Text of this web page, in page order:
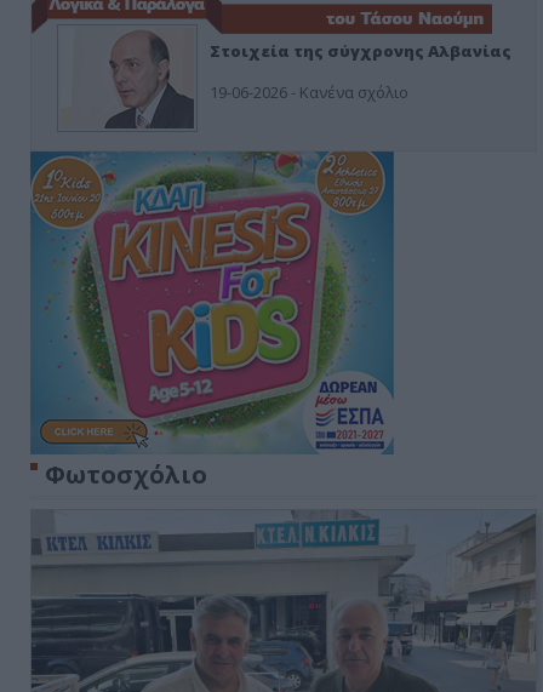
Στοιχεία της σύγχρονης Αλβανίας
19-06-2026 - Κανένα σχόλιο
Φωτοσχόλιο